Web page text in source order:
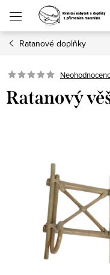
obsah
Ratanové doplňky
Ratanový